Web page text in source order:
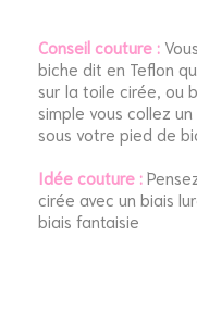
Conseil couture :
biche dit en Teflon
sur la toile cirée, ou
simple vous collez
sous votre pied de
Idée couture :
cirée avec un biais
biais fantaisie